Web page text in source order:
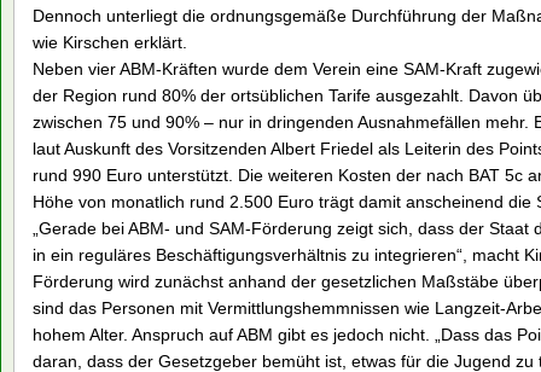
Dennoch unterliegt die ordnungsgemäße Durchführung der
wie Kirschen erklärt.
Neben vier ABM-Kräften wurde dem Verein eine SAM-Kraft
der Region rund 80% der ortsüblichen Tarife ausgezahlt. Davon
zwischen 75 und 90% – nur in dringenden Ausnahmefällen mehr.
laut Auskunft des Vorsitzenden Albert Friedel als Leiterin des
rund 990 Euro unterstützt. Die weiteren Kosten der nach BAT 5c
Höhe von monatlich rund 2.500 Euro trägt damit anscheinend die
„Gerade bei ABM- und SAM-Förderung zeigt sich, dass der
in ein reguläres Beschäftigungsverhältnis zu integrieren“, macht
Förderung wird zunächst anhand der gesetzlichen Maßstäbe
sind das Personen mit Vermittlungshemmnissen wie Langzeit-
hohem Alter. Anspruch auf ABM gibt es jedoch nicht. „Dass das
daran, dass der Gesetzgeber bemüht ist, etwas für die Jugend